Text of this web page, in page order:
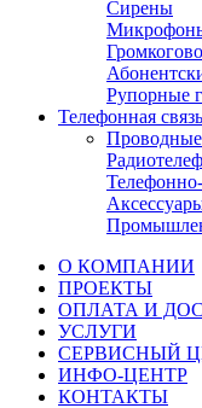
Сирены
Рупорные
Телефонная связь
О КОМПАНИИ
ПРОЕКТЫ
ОПЛАТА И
УСЛУГИ
СЕРВИСНЫЙ
ИНФО-ЦЕНТР
КОНТАКТЫ